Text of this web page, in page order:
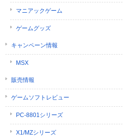
マニアックゲーム
ゲームグッズ
キャンペーン情報
MSX
販売情報
ゲームソフトレビュー
PC-8801シリーズ
X1/MZシリーズ